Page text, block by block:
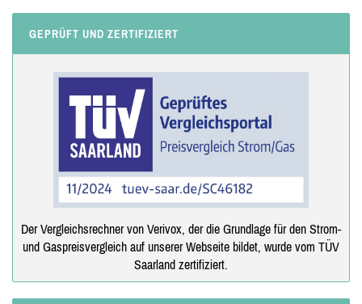
GEPRÜFT UND ZERTIFIZIERT
Der Vergleichsrechner von Verivox, der die Grundlage für den Strom-
und Gaspreisvergleich auf unserer Webseite bildet, wurde vom TÜV
Saarland zertifiziert.